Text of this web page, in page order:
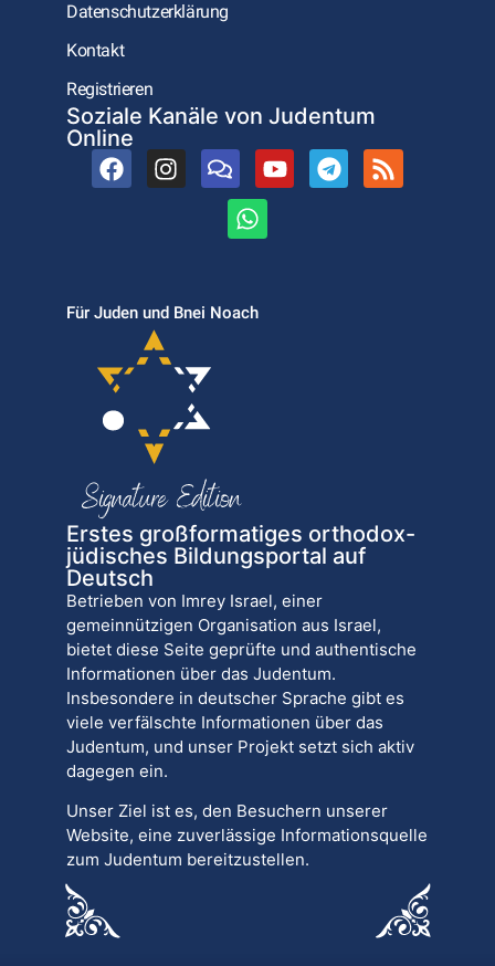
Datenschutzerklärung
Kontakt
Registrieren
Soziale Kanäle von Judentum
Online
Für Juden und Bnei Noach
Erstes großformatiges orthodox-
jüdisches Bildungsportal auf
Deutsch
Betrieben von Imrey Israel, einer
gemeinnützigen Organisation aus Israel,
bietet diese Seite geprüfte und authentische
Informationen über das Judentum.
Insbesondere in deutscher Sprache gibt es
viele verfälschte Informationen über das
Judentum, und unser Projekt setzt sich aktiv
dagegen ein.
Unser Ziel ist es, den Besuchern unserer
Website, eine zuverlässige Informationsquelle
zum Judentum bereitzustellen.